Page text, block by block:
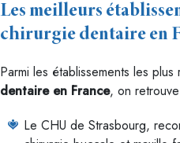
Les meilleurs
chirurgie dentaire en
Parmi les établissements les
dentaire en France, on
Le CHU de Strasbourg,